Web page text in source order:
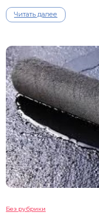
Читать далее
Без рубрики